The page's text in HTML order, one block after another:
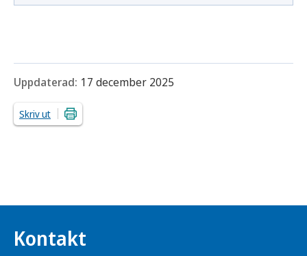
Uppdaterad: 17 december 2025
Skriv ut
Kontakt